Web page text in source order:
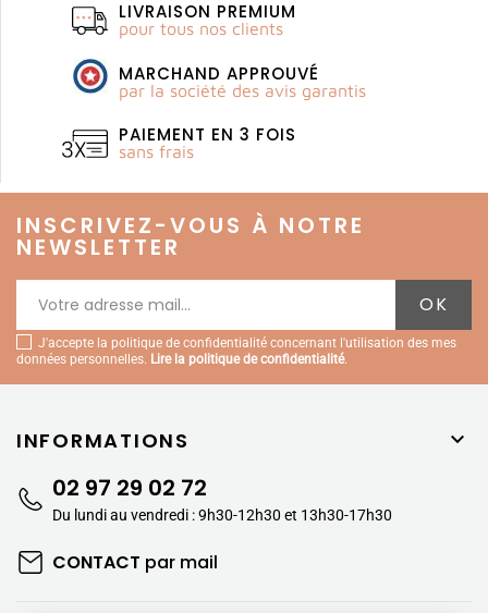
LIVRAISON PREMIUM
pour tous nos clients
MARCHAND APPROUVÉ
par la société des avis garantis
PAIEMENT EN 3 FOIS
sans frais
INSCRIVEZ-VOUS À NOTRE
NEWSLETTER
J'accepte la politique de confidentialité concernant l'utilisation des mes
données personnelles. Lire la politique de confidentialité.
INFORMATIONS 
02 97 29 02 72
Du lundi au vendredi : 9h30-12h30 et 13h30-17h30
CONTACT par mail